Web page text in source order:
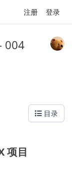
注册 登录
004
目录
项目